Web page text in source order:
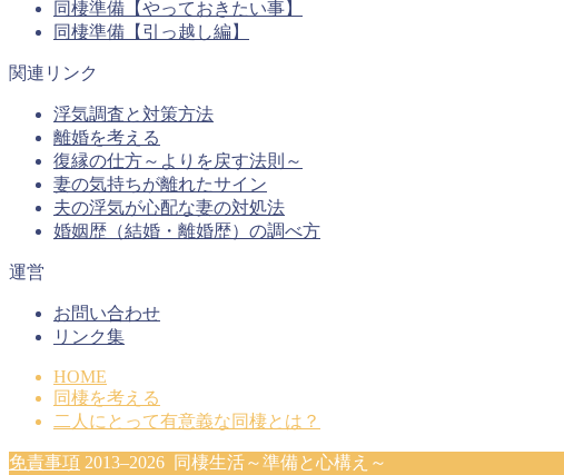
同棲準備【やっておきたい事】
同棲準備【引っ越し編】
関連リンク
浮気調査と対策方法
離婚を考える
復縁の仕方～よりを戻す法則～
妻の気持ちが離れたサイン
夫の浮気が心配な妻の対処法
婚姻歴（結婚・離婚歴）の調べ方
運営
お問い合わせ
リンク集
HOME
同棲を考える
二人にとって有意義な同棲とは？
免責事項 2013–2026 同棲生活～準備と心構え～